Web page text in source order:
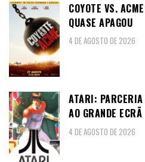
COYOTE VS.
QUASE APAGOU
4 DE AGOSTO DE 2026
ATARI:
AO GRANDE ECRÃ
4 DE AGOSTO DE 2026